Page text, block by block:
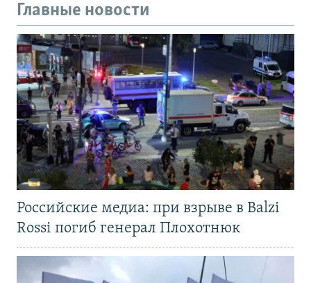
Главные новости
Российские медиа: при взрыве в Balzi
Rossi погиб генерал Плохотнюк